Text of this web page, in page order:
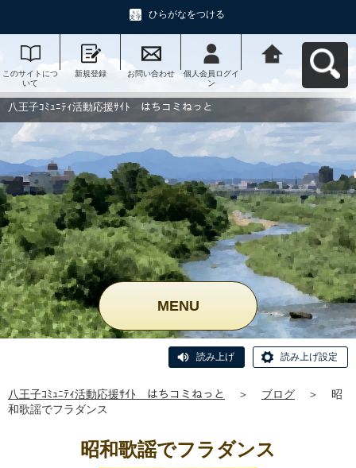
ひらがなをつける
このサイトにつ
いて
新規登録 お問い合わせ
個人会員ログイ
ン
動応援ｻｲﾄ はち
コミねっとへ戻
八王子ｺﾐｭﾆﾃｨ活動応援ｻｲﾄ はちコミねっと
MENU
読み上げ 読み上げ設定
八王子ｺﾐｭﾆﾃｨ活動応援ｻｲﾄ はちコミねっと ＞ ブログ ＞
昭
和歌謡でフラダンス
昭和歌謡でフラダンス